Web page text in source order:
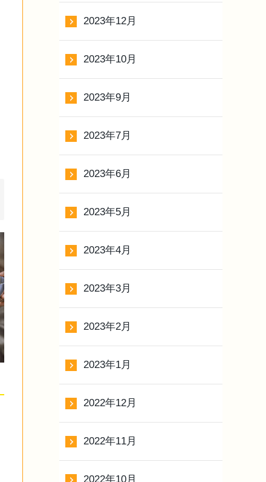
2023年12月
2023年10月
2023年9月
2023年7月
2023年6月
2023年5月
2023年4月
2023年3月
2023年2月
2023年1月
2022年12月
2022年11月
2022年10月